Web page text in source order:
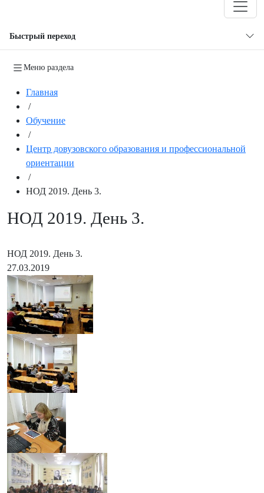
Быстрый переход
Меню раздела
Главная
/
Обучение
/
Центр довузовского образования и профессиональной
ориентации
/
НОД 2019. День 3.
НОД 2019. День 3.
НОД 2019. День 3.
27.03.2019